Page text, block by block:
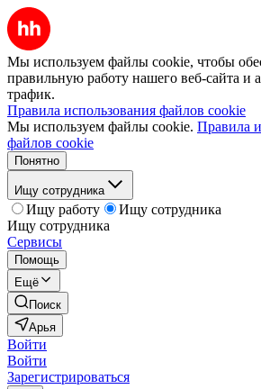
Мы используем файлы cookie, чтобы
правильную работу нашего веб-сайта и
трафик.
Правила использования файлов cookie
Мы используем файлы cookie. Правила
файлов cookie
Понятно
Ищу сотрудника
Ищу работу
Ищу сотрудника
Ищу сотрудника
Сервисы
Помощь
Ещё
Поиск
Арья
Войти
Войти
Зарегистрироваться